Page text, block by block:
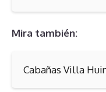
Mira también:
Cabañas Villa